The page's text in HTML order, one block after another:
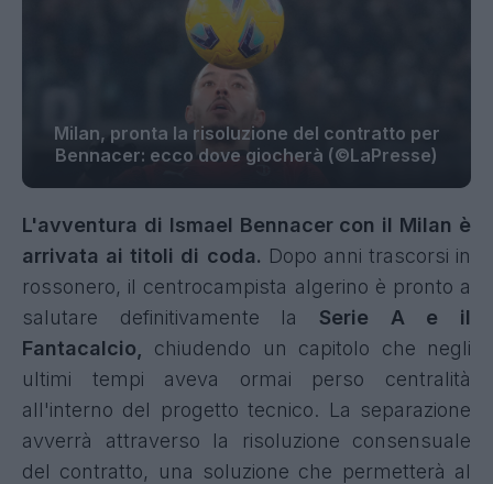
Milan, pronta la risoluzione del contratto per
Bennacer: ecco dove giocherà (©LaPresse)
L'avventura di Ismael Bennacer con il Milan è
arrivata ai titoli di coda. Dopo anni trascorsi in
rossonero, il centrocampista algerino è pronto a
salutare definitivamente la
Serie A e il
Fantacalcio,
chiudendo un capitolo che negli
ultimi tempi aveva ormai perso centralità
all'interno del progetto tecnico. La separazione
avverrà attraverso la risoluzione consensuale
del contratto, una soluzione che permetterà al